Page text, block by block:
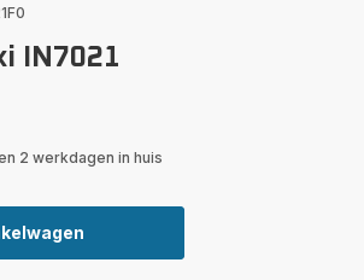
IN7021
2 werkdagen in huis